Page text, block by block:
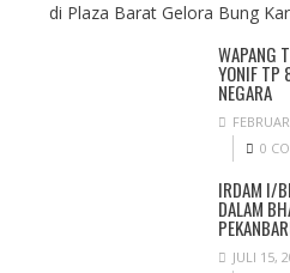
di Plaza Barat Gelora Bung
WAPANG
YONIF TP
NEGARA
0
IRDAM I/
DALAM
JULI 15,